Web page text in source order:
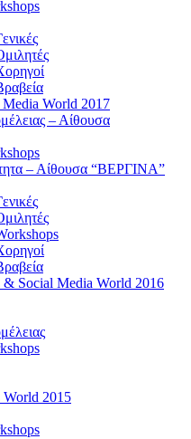
World 2017
– Αίθουσα
– Αίθουσα “ΒΕΡΓΙΝΑ”
& Social Media World 2016
World 2015